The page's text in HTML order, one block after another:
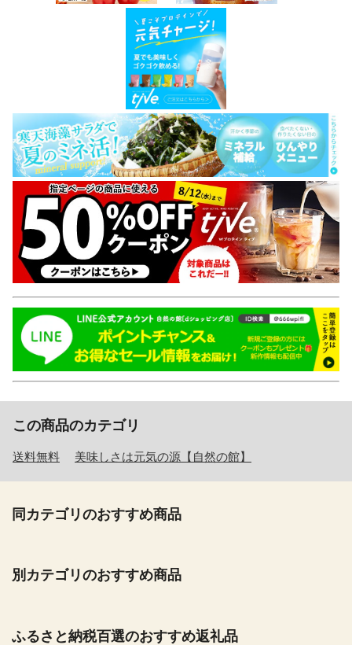
この商品のカテゴリ
送料無料 美味しさは元気の源【自然の館】
同カテゴリのおすすめ商品
別カテゴリのおすすめ商品
ふるさと納税百選のおすすめ返礼品